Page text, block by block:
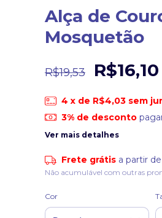
Alça de
Mosquetão
R$19,53 R$16,10
4 x de R$4,03 sem
3% de desconto
Ver mais detalhes
Frete grátis a partir de
Não acumulável com outras
Cor